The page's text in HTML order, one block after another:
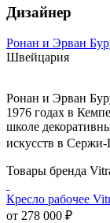
Дизайнер
Ронан и Эрван
Швейцария
Ронан и Эрван
1976 годах в
школе
искусств в Сержи-
Товары бренда
Кресло рабочее
от 278 000 ₽